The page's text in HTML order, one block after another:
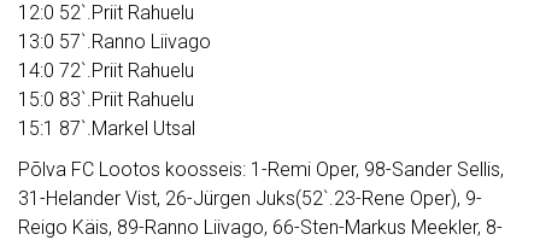
12:0 52`.Priit Rahuelu
13:0 57`.Ranno Liivago
14:0 72`.Priit Rahuelu
15:0 83`.Priit Rahuelu
15:1 87`.Markel Utsal
Põlva FC Lootos koosseis: 1-Remi Oper, 98-Sander Sellis,
31-Helander Vist, 26-Jürgen Juks(52`.23-Rene Oper), 9-
Reigo Käis, 89-Ranno Liivago, 66-Sten-Markus Meekler, 8-